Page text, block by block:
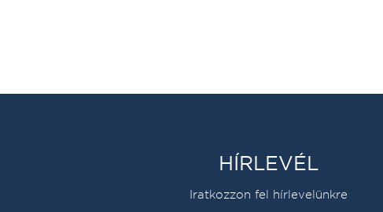
HÍRLEVÉL
Iratkozzon fel hírlevelünkre